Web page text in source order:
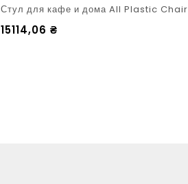
Стул для кафе и дома All Plastic Chair
15114,06 ₴